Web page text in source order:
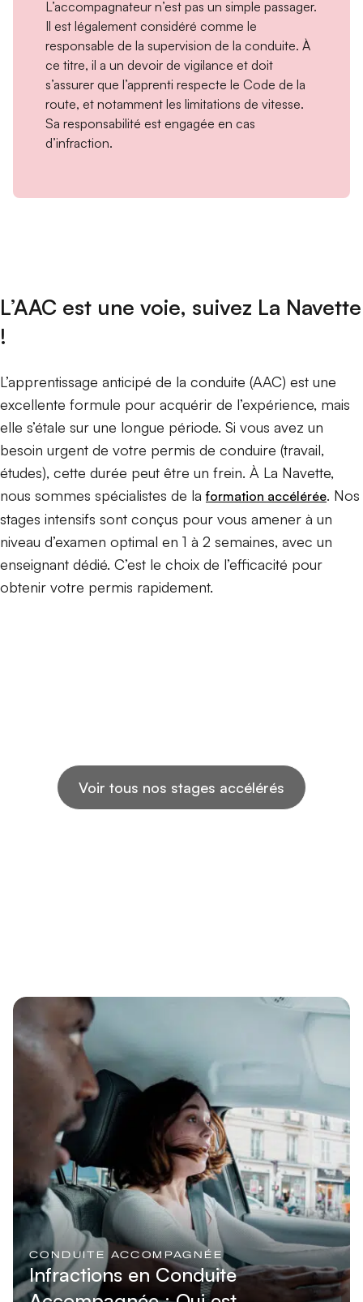
L’accompagnateur n’est pas un simple passager.
Il est légalement considéré comme le
responsable de la supervision de la conduite. À
ce titre, il a un devoir de vigilance et doit
s’assurer que l’apprenti respecte le Code de la
route, et notamment les limitations de vitesse.
Sa responsabilité est engagée en cas
d’infraction.
L’AAC est une voie, suivez La Navette
!
L’apprentissage anticipé de la conduite (AAC) est une
excellente formule pour acquérir de l’expérience, mais
elle s’étale sur une longue période. Si vous avez un
besoin urgent de votre permis de conduire (travail,
études), cette durée peut être un frein. À La Navette,
nous sommes spécialistes de laformation accélérée. Nos
stages intensifs sont conçus pour vous amener à un
niveau d’examen optimal en 1 à 2 semaines, avec un
enseignant dédié. C’est le choix de l’efficacité pour
obtenir votre permis rapidement.
Voir tous nos stages accélérés
CONDUITE ACCOMPAGNÉE
Infractions en Conduite